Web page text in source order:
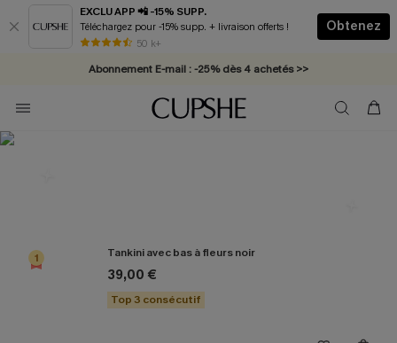
EXCLU APP 📲 -15% SUPP.
Téléchargez pour -15% supp. + livraison offerts !
50 k+
Obtenez
* Livraison éclair 2-3 jours ouvrés >>
Abonnement E-mail : -25% dès 4 achetés >>
1 Tankini avec bas à fleurs noir
39,00 €
Top 3 consécutif